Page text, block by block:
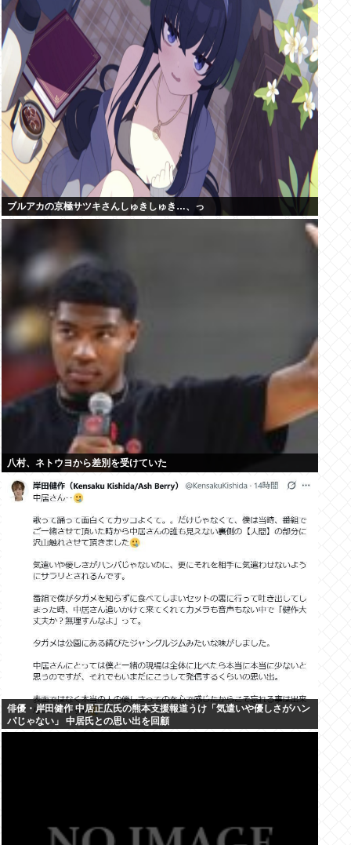
ブルアカの京極サツキさんしゅきしゅき…、っ
八村、ネトウヨから差別を受けていた
俳優・岸田健作 中居正広氏の熊本支援報道うけ「気遣いや優しさがハン
パじゃない」 中居氏との思い出を回顧